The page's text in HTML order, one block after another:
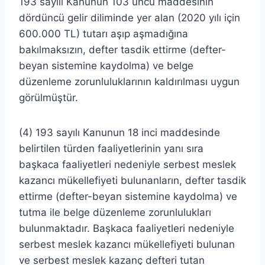
dördüncü gelir diliminde yer alan (2020 yılı için
600.000 TL) tutarı aşıp aşmadığına
bakılmaksızın, defter tasdik ettirme (defter-
beyan sistemine kaydolma) ve belge
düzenleme zorunluluklarının kaldırılması uygun
görülmüştür.
(4) 193 sayılı Kanunun 18 inci maddesinde
belirtilen türden faaliyetlerinin yanı sıra
başkaca faaliyetleri nedeniyle serbest meslek
kazancı mükellefiyeti bulunanların, defter tasdik
ettirme (defter-beyan sistemine kaydolma) ve
tutma ile belge düzenleme zorunlulukları
bulunmaktadır. Başkaca faaliyetleri nedeniyle
serbest meslek kazancı mükellefiyeti bulunan
ve serbest meslek kazanç defteri tutan